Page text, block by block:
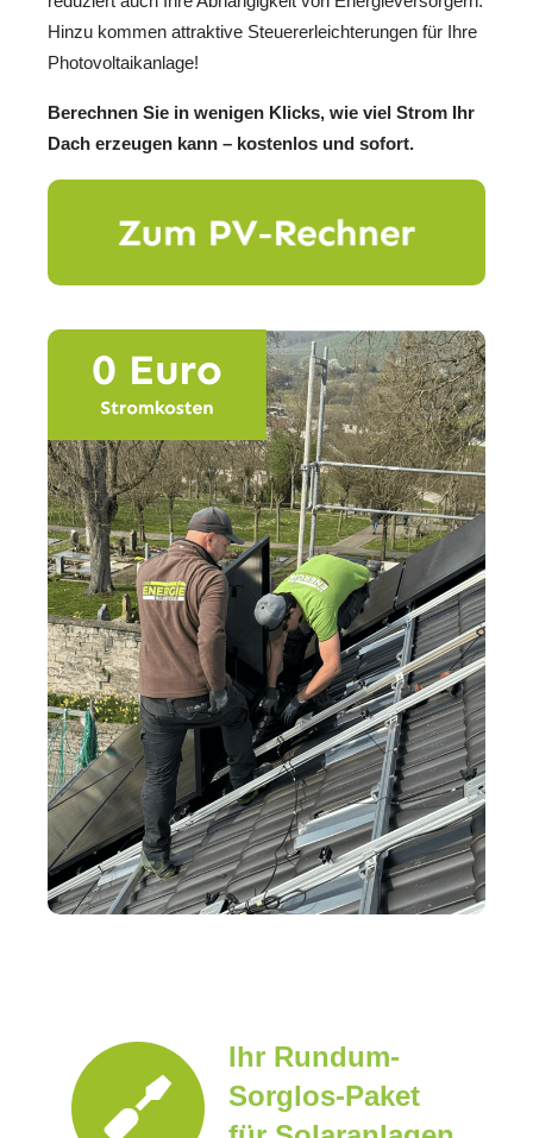
Hinzu kommen attraktive Steuererleichterungen für Ihre
Photovoltaikanlage!
Berechnen Sie in wenigen Klicks, wie viel Strom Ihr
Dach erzeugen kann – kostenlos und sofort.
Ihr Rundum-
Sorglos-Paket